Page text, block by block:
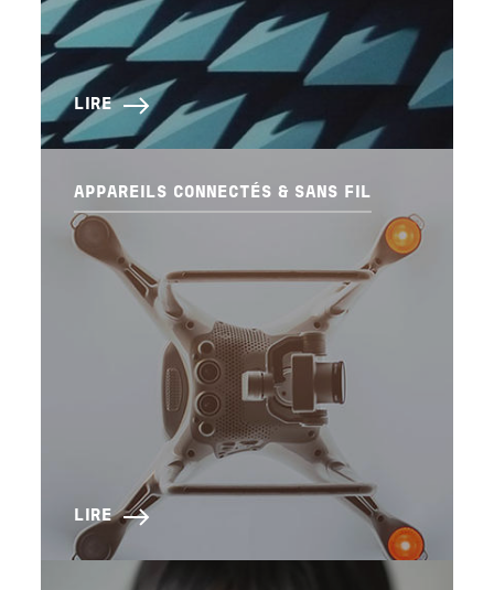
LIRE
APPAREILS CONNECTÉS & SANS FIL
LIRE